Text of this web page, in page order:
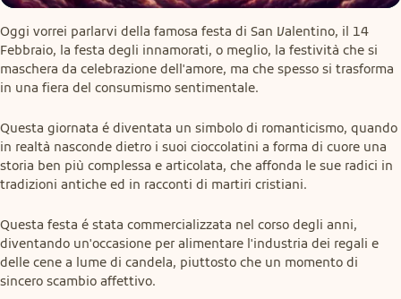
Oggi vorrei parlarvi della famosa festa di San Valentino, il 14
Febbraio, la festa degli innamorati, o meglio, la festività che si
maschera da celebrazione dell'amore, ma che spesso si trasforma
in una fiera del consumismo sentimentale.
Questa giornata é diventata un simbolo di romanticismo, quando
in realtà nasconde dietro i suoi cioccolatini a forma di cuore una
storia ben più complessa e articolata, che affonda le sue radici in
tradizioni antiche ed in racconti di martiri cristiani.
Questa festa é stata commercializzata nel corso degli anni,
diventando un'occasione per alimentare l'industria dei regali e
delle cene a lume di candela, piuttosto che un momento di
sincero scambio affettivo.